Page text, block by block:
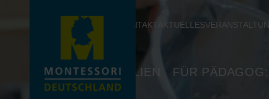
KONTAKT AKTUELLES
FÜR FAMILIEN FÜR